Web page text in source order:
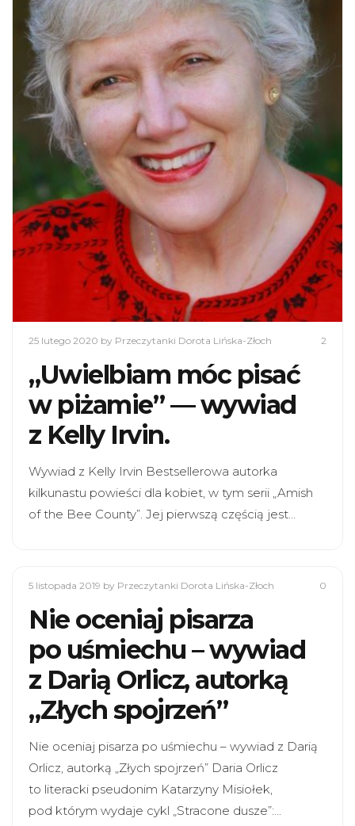
25 lutego 2020 by Przeczytanki Dorota Lińska-Złoch 2
„Uwielbiam móc pisać
w piżamie” — wywiad
z Kelly Irvin.
Wywiad z Kelly Irvin Bestsellerowa autorka
kilkunastu powieści dla kobiet, w tym serii „Amish
of the Bee County”. Jej pierwszą częścią jest…
5 listopada 2019 by Przeczytanki Dorota Lińska-Złoch 0
Nie oceniaj pisarza
po uśmiechu – wywiad
z Darią Orlicz, autorką
„Złych spojrzeń”
Nie oceniaj pisarza po uśmiechu – wywiad z Darią
Orlicz, autorką „Złych spojrzeń” Daria Orlicz
to literacki pseudonim Katarzyny Misiołek,
pod którym wydaje cykl „Stracone dusze”:…